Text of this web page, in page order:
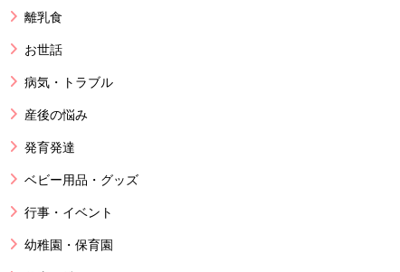
離乳食
お世話
病気・トラブル
産後の悩み
発育発達
ベビー用品・グッズ
行事・イベント
幼稚園・保育園